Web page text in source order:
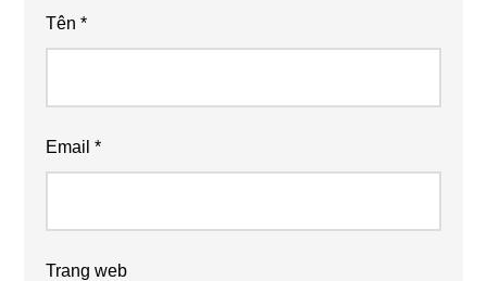
Tên*
Email*
Trang web